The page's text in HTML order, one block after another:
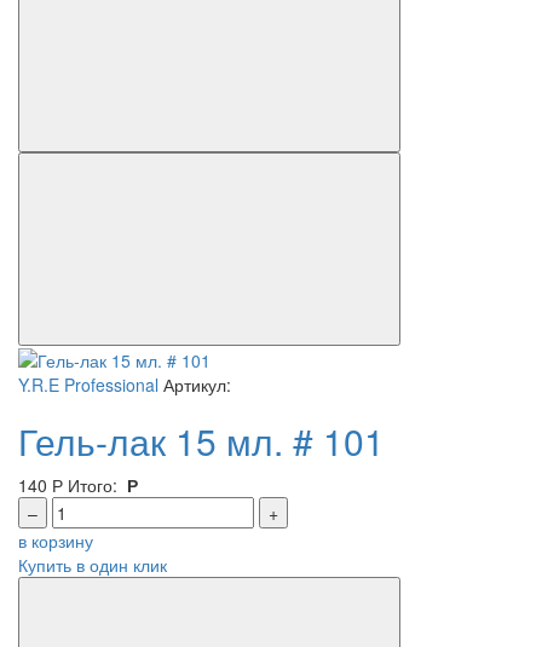
Y.R.E Professional Артикул:
Гель-лак 15 мл. # 101
140 Р Итого: Р
–
+
в корзину
Купить в один клик